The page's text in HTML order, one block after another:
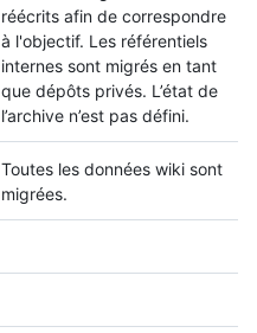
réécrits afin de correspondre
à l'objectif. Les référentiels
internes sont migrés en tant
que dépôts privés. L’état de
l’archive n’est pas défini.
Toutes les données wiki sont
migrées.